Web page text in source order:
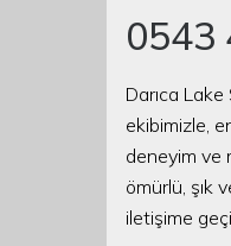
0543
Darıca
ekibimizle,
deneyim ve
ömürlü, şık
iletişime